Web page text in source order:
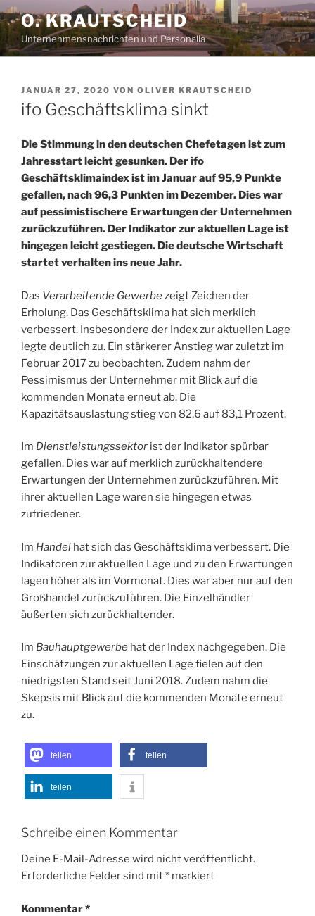
Zum
Inhalt
springen
O. KRAUTSCHEID
Unternehmensnachrichten und Personalia
VERÖFFENTLICHT
AM
JANUAR 27, 2020 VON OLIVER KRAUTSCHEID
ifo Geschäftsklima sinkt
Die Stimmung in den deutschen Chefetagen ist zum
Jahresstart leicht gesunken. Der ifo
Geschäftsklimaindex ist im Januar auf 95,9 Punkte
gefallen, nach 96,3 Punkten im Dezember. Dies war
auf pessimistischere Erwartungen der Unternehmen
zurückzuführen. Der Indikator zur aktuellen Lage ist
hingegen leicht gestiegen. Die deutsche Wirtschaft
startet verhalten ins neue Jahr.
Das Verarbeitende Gewerbezeigt Zeichen der
Erholung. Das Geschäftsklima hat sich merklich
verbessert. Insbesondere der Index zur aktuellen Lage
legte deutlich zu. Ein stärkerer Anstieg war zuletzt im
Februar 2017 zu beobachten. Zudem nahm der
Pessimismus der Unternehmer mit Blick auf die
kommenden Monate erneut ab. Die
Kapazitätsauslastung stieg von 82,6 auf 83,1 Prozent.
Im Dienstleistungssektor ist der Indikator spürbar
gefallen. Dies war auf merklich zurückhaltendere
Erwartungen der Unternehmen zurückzuführen. Mit
ihrer aktuellen Lage waren sie hingegen etwas
zufriedener.
Im Handel hat sich das Geschäftsklima verbessert. Die
Indikatoren zur aktuellen Lage und zu den Erwartungen
lagen höher als im Vormonat. Dies war aber nur auf den
Großhandel zurückzuführen. Die Einzelhändler
äußerten sich zurückhaltender.
Im Bauhauptgewerbe hat der Index nachgegeben. Die
Einschätzungen zur aktuellen Lage fielen auf den
niedrigsten Stand seit Juni 2018. Zudem nahm die
Skepsis mit Blick auf die kommenden Monate erneut
zu.
teilen teilen
teilen
Schreibe einen Kommentar
Deine E-Mail-Adresse wird nicht veröffentlicht.
Erforderliche Felder sind mit* markiert
Kommentar*